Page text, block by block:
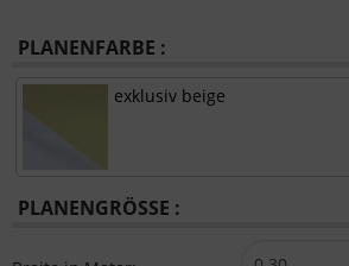
PLANENFARBE :
exklusiv beige
PLANENGRÖSSE :